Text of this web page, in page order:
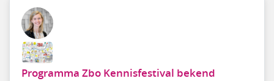
Programma Zbo Kennisfestival bekend